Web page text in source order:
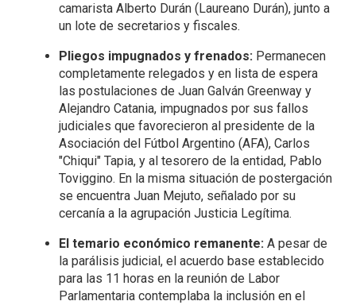
camarista Alberto Durán (Laureano Durán), junto a
un lote de secretarios y fiscales.
Pliegos impugnados y frenados:Permanecen
completamente relegados y en lista de espera
las postulaciones de Juan Galván Greenway y
Alejandro Catania, impugnados por sus fallos
judiciales que favorecieron al presidente de la
Asociación del Fútbol Argentino (AFA), Carlos
"Chiqui" Tapia, y al tesorero de la entidad, Pablo
Toviggino. En la misma situación de postergación
se encuentra Juan Mejuto, señalado por su
cercanía a la agrupación Justicia Legítima.
El temario económico remanente:A pesar de
la parálisis judicial, el acuerdo base establecido
para las 11 horas en la reunión de Labor
Parlamentaria contemplaba la inclusión en el